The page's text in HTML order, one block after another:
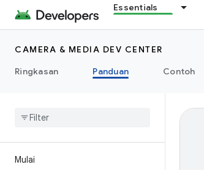
Essentials
CAMERA & MEDIA DEV CENTER
Ringkasan
Panduan Contoh
Mulai